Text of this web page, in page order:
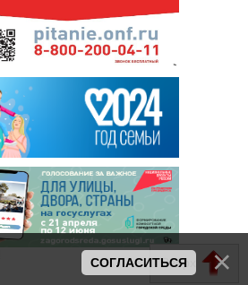
Вверх
СОГЛАСИТЬСЯ